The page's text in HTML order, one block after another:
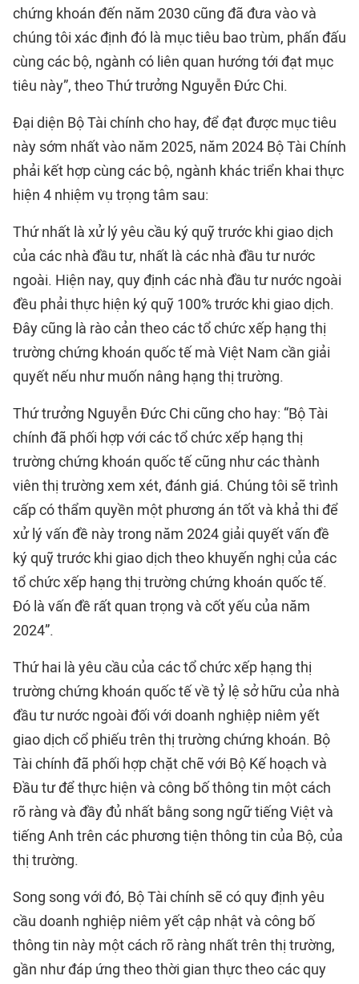
chứng khoán đến năm 2030 cũng đã đưa vào và
chúng tôi xác định đó là mục tiêu bao trùm, phấn đấu
cùng các bộ, ngành có liên quan hướng tới đạt mục
tiêu này”, theo Thứ trưởng Nguyễn Đức Chi.
Đại diện Bộ Tài chính cho hay, để đạt được mục tiêu
này sớm nhất vào năm 2025, năm 2024 Bộ Tài Chính
phải kết hợp cùng các bộ, ngành khác triển khai thực
hiện 4 nhiệm vụ trọng tâm sau:
Thứ nhất là xử lý yêu cầu ký quỹ trước khi giao dịch
của các nhà đầu tư, nhất là các nhà đầu tư nước
ngoài. Hiện nay, quy định các nhà đầu tư nước ngoài
đều phải thực hiện ký quỹ 100% trước khi giao dịch.
Đây cũng là rào cản theo các tổ chức xếp hạng thị
trường chứng khoán quốc tế mà Việt Nam cần giải
quyết nếu như muốn nâng hạng thị trường.
Thứ trưởng Nguyễn Đức Chi cũng cho hay: “Bộ Tài
chính đã phối hợp với các tổ chức xếp hạng thị
trường chứng khoán quốc tế cũng như các thành
viên thị trường xem xét, đánh giá. Chúng tôi sẽ trình
cấp có thẩm quyền một phương án tốt và khả thi để
xử lý vấn đề này trong năm 2024 giải quyết vấn đề
ký quỹ trước khi giao dịch theo khuyến nghị của các
tổ chức xếp hạng thị trường chứng khoán quốc tế.
Đó là vấn đề rất quan trọng và cốt yếu của năm
2024”.
Thứ hai là yêu cầu của các tổ chức xếp hạng thị
trường chứng khoán quốc tế về tỷ lệ sở hữu của nhà
đầu tư nước ngoài đối với doanh nghiệp niêm yết
giao dịch cổ phiếu trên thị trường chứng khoán. Bộ
Tài chính đã phối hợp chặt chẽ với Bộ Kế hoạch và
Đầu tư để thực hiện và công bố thông tin một cách
rõ ràng và đầy đủ nhất bằng song ngữ tiếng Việt và
tiếng Anh trên các phương tiện thông tin của Bộ, của
thị trường.
Song song với đó, Bộ Tài chính sẽ có quy định yêu
cầu doanh nghiệp niêm yết cập nhật và công bố
thông tin này một cách rõ ràng nhất trên thị trường,
gần như đáp ứng theo thời gian thực theo các quy